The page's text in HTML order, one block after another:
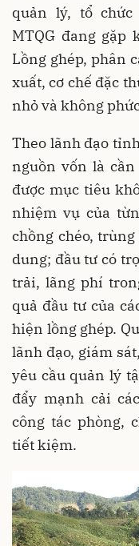
quản lý, tổ
MTQG đang gặp
Lồng ghép, phân
xuất, cơ chế đặc
nhỏ và không
Theo lãnh đạo
nguồn vốn là
được mục tiêu
nhiệm vụ của
chồng chéo,
dung; đầu tư có
trải, lãng phí
quả đầu tư của
hiện lồng ghép.
lãnh đạo, giám
yêu cầu quản lý
đẩy mạnh cải
công tác phòng,
tiết kiệm.